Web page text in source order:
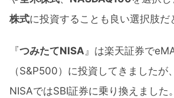
株式に投資することも良い選択肢だ
『つみたてNISA』は楽天証券で
（S&P500）に投資してきました
NISAではSBI証券に乗り換えました。